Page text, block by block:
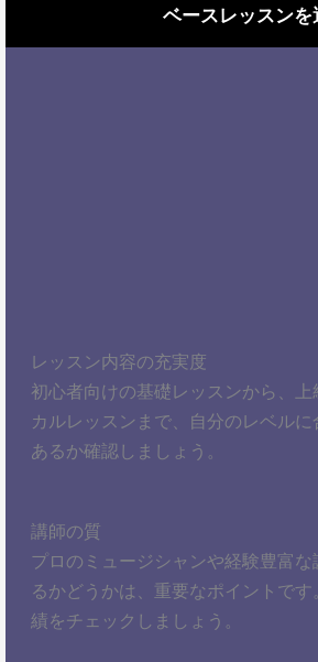
ベースレッスン
レッスン内容の充実度
初心者向けの基礎レッスンから、
カルレッスンまで、自分のレベル
あるか確認しましょう。
講師の質
プロのミュージシャンや経験豊富
るかどうかは、重要なポイントで
績をチェックしましょう。